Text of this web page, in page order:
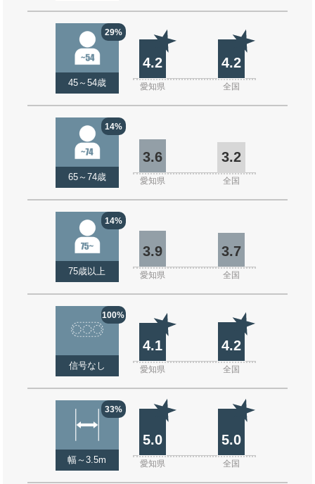
29%
45～54歳
4.2 4.2
愛知県 全国
14%
65～74歳
3.6 3.2
愛知県 全国
14%
75歳以上
3.9 3.7
愛知県 全国
100%
信号なし
4.1 4.2
愛知県 全国
33%
幅～3.5m
5.0 5.0
愛知県 全国